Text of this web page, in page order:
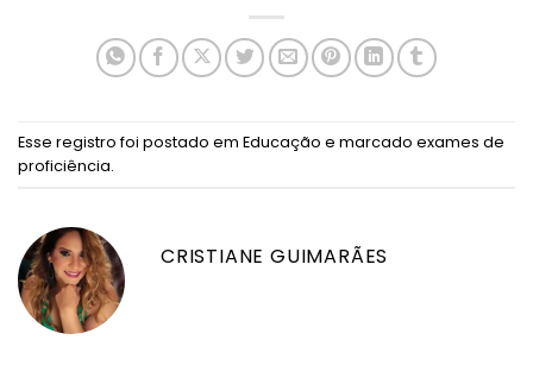
Esse registro foi postado em Educação e marcado exames de
proficiência.
CRISTIANE GUIMARÃES